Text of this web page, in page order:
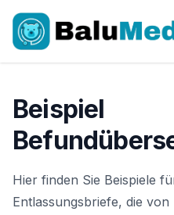
Beispiel
Hier finden Sie Beispiele
Entlassungsbriefe, die